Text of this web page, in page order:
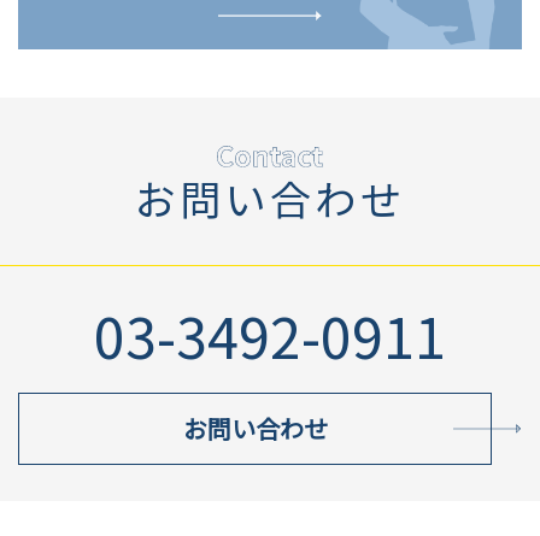
お問い合わせ
03-3492-0911
お問い合わせ